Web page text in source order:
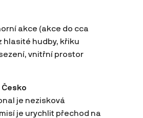
akce (akce do cca
hlasité hudby, křiku
vnitřní prostor
Česko
je nezisková
je urychlit přechod na